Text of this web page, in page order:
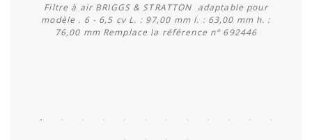
Filtre à air BRIGGS & STRATTON adaptable pour
modèle . 6 - 6,5 cv L. : 97,00 mm l. : 63,00 mm h. :
76,00 mm Remplace la référence n° 692446